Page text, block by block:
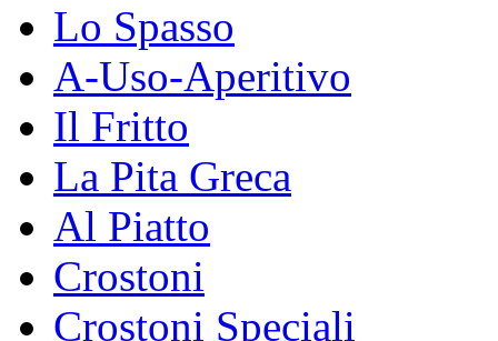
Lo Spasso
A-Uso-Aperitivo
Il Fritto
La Pita Greca
Al Piatto
Crostoni
Crostoni Speciali